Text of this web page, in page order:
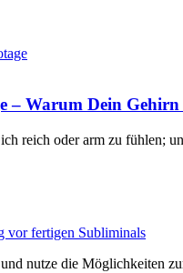
– Warum Dein
reich oder arm zu füh­len;
vor fertigen Subliminals
nutze die Möglichkeiten